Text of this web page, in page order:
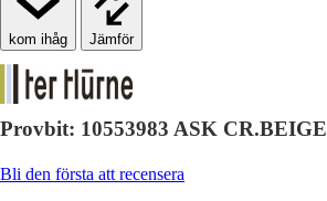
Jämför
Provbit: 10553983 ASK CR.BEIGE
Bli den första att recensera